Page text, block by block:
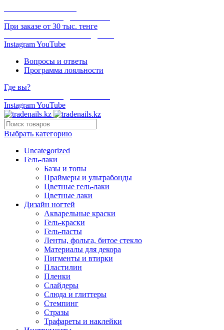
При заказе от 30 тыс. тенге
InstagramYouTube
Вопросы и ответы
Программа лояльности
Где вы?
InstagramYouTube
Выбрать категорию
Uncategorized
Гель-лаки
Базы и топы
Праймеры и ультрабонды
Цветные гель-лаки
Цветные лаки
Дизайн ногтей
Акварельные краски
Гель-краски
Гель-пасты
Ленты, фольга, битое стекло
Материалы для декора
Пигменты и втирки
Пластилин
Пленки
Слайдеры
Слюда и глиттеры
Стемпинг
Стразы
Трафареты и наклейки